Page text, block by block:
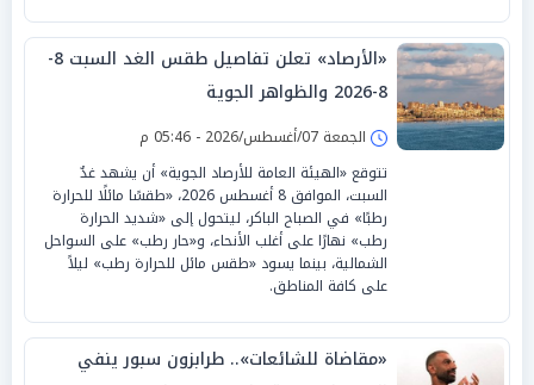
«الأرصاد» تعلن تفاصيل طقس الغد السبت 8-
8-2026 والظواهر الجوية
الجمعة 07/أغسطس/2026 - 05:46 م
تتوقع «الهيئة العامة للأرصاد الجوية» أن يشهد غدٌ
السبت، الموافق 8 أغسطس 2026، «طقسًا مائلًا للحرارة
رطبًا» في الصباح الباكر، ليتحول إلى «شديد الحرارة
رطب» نهارًا على أغلب الأنحاء، و«حار رطب» على السواحل
الشمالية، بينما يسود «طقس مائل للحرارة رطب» ليلاً
على كافة المناطق.
«مقاضاة للشائعات».. طرابزون سبور ينفي